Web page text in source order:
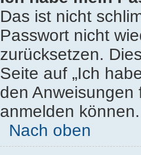
Das ist nicht
Passwort nicht
zurücksetzen.
Seite auf „Ich
den
anmelden können.
Nach oben